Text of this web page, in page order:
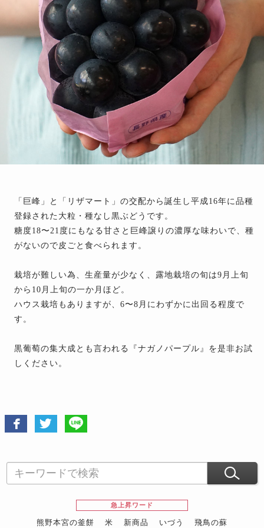
「巨峰」と「リザマート」の交配から誕生し平成16年に品種
登録された大粒・種なし黒ぶどうです。
糖度18〜21度にもなる甘さと巨峰譲りの濃厚な味わいで、種
がないので皮ごと食べられます。
栽培が難しい為、生産量が少なく、露地栽培の旬は9月上旬
から10月上旬の一か月ほど。
ハウス栽培もありますが、6〜8月にわずかに出回る程度で
す。
黒葡萄の集大成とも言われる『ナガノパープル』を是非お試
しください。
急上昇ワード
熊野本宮の釜餅 米 新商品 いづう
飛鳥の蘇